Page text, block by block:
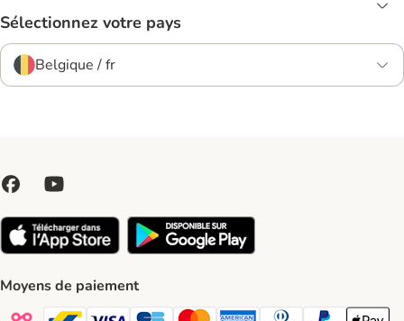
Sélectionnez votre pays
Belgique / fr
Moyens de paiement